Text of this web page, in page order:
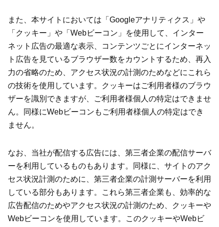
また、本サイトにおいては「Googleアナリティクス」や
「クッキー」や「Webビーコン」を使用して、インター
ネット広告の最適な表示、コンテンツごとにインターネッ
ト広告を見ているブラウザー数をカウントするため、再入
力の省略のため、アクセス状況の計測のためなどにこれら
の技術を使用しています。クッキーはご利用者様のブラウ
ザーを識別できますが、ご利用者様個人の特定はできませ
ん。同様にWebビーコンもご利用者様個人の特定はでき
ません。
なお、当社が配信する広告には、第三者企業の配信サーバ
ーを利用しているものもあります。同様に、サイトのアク
セス状況計測のために、第三者企業の計測サーバーを利用
している部分もあります。これら第三者企業も、効率的な
広告配信のためやアクセス状況の計測のため、クッキーや
Webビーコンを使用しています。このクッキーやWebビ